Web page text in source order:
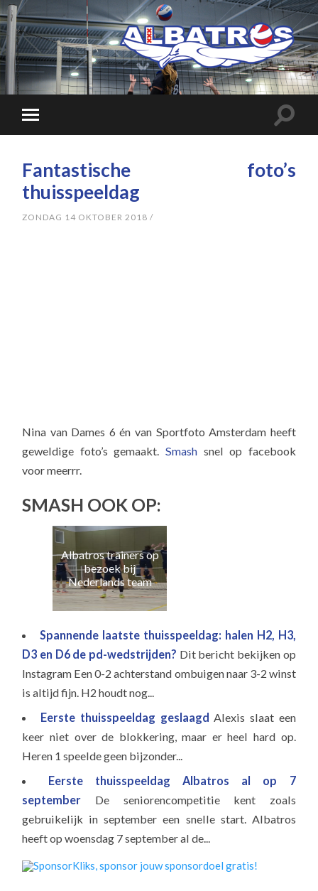
Fantastische foto’s
thuisspeeldag
ZONDAG 14 OKTOBER 2018 /
Nina van Dames 6 én van Sportfoto Amsterdam heeft
geweldige foto’s gemaakt. Smash snel op facebook
voor meerrr.
SMASH OOK OP:
Albatros trainers op
bezoek bij
Nederlands team
Spannende laatste thuisspeeldag: halen H2, H3,
D3 en D6 de pd-wedstrijden? Dit bericht bekijken op
Instagram Een 0-2 achterstand ombuigen naar 3-2 winst
is altijd fijn. H2 houdt nog...
Eerste thuisspeeldag geslaagdAlexis slaat een
keer niet over de blokkering, maar er heel hard op.
Heren 1 speelde geen bijzonder...
Eerste thuisspeeldag Albatros al op 7
september De seniorencompetitie kent zoals
gebruikelijk in september een snelle start. Albatros
heeft op woensdag 7 september al de...